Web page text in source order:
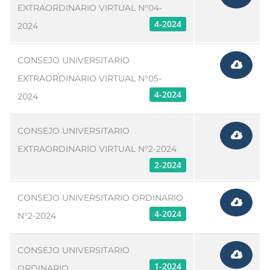
EXTRAORDINARIO VIRTUAL N°04-
2024
4-2024
CONSEJO UNIVERSITARIO
EXTRAORDINARIO VIRTUAL N°05-
2024
4-2024
CONSEJO UNIVERSITARIO
EXTRAORDINARIO VIRTUAL N°2-2024
2-2024
CONSEJO UNIVERSITARIO ORDINARIO
N°2-2024
4-2024
CONSEJO UNIVERSITARIO
1-2024